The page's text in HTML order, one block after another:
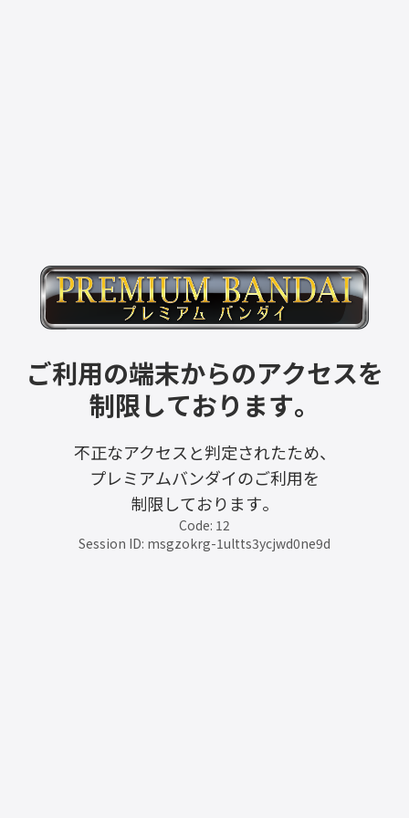
ご利用の端末からのアクセスを
制限しております。
不正なアクセスと判定されたため、
プレミアムバンダイのご利用を
制限しております。
Code: 12
Session ID: msgzokrg-1ultts3ycjwd0ne9d